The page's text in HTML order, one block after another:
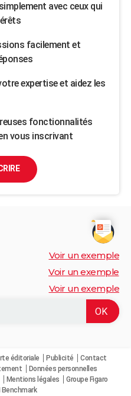
avec ceux qui
facilement et
expertise et aidez les
fonctionnalités
vous inscrivant
Voir un exemple
Voir un exemple
Voir un exemple
éditoriale Publicité
Contact
Données personnelles
Mentions légales
Groupe Figaro
Benchmark